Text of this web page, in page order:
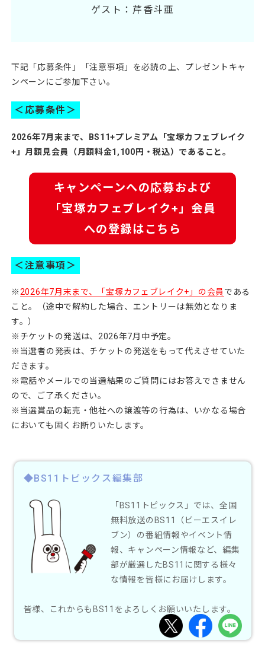
ゲスト：芹香斗亜
下記「応募条件」「注意事項」を必読の上、プレゼントキャ
ンペーンにご参加下さい。
＜応募条件＞
2026年7月末まで、BS11+プレミアム「宝塚カフェブレイク
+」月額見会員（月額料金1,100円・税込）であること。
キャンペーンへの応募および
「宝塚カフェブレイク+」会員
への登録はこちら
＜注意事項＞
※2026年7月末まで、「宝塚カフェブレイク+」の会員 である
こと。（途中で解約した場合、エントリーは無効となりま
す。）
※チケットの発送は、2026年7月中予定。
※当選者の発表は、チケットの発送をもって代えさせていた
だきます。
※電話やメールでの当選結果のご質問にはお答えできません
ので、ご了承ください。
※当選賞品の転売・他社への譲渡等の行為は、いかなる場合
においても固くお断りいたします。
◆BS11トピックス編集部
「BS11トピックス」では、全国
無料放送のBS11（ビーエスイレ
ブン）の番組情報やイベント情
報、キャンペーン情報など、編集
部が厳選したBS11に関する様々
な情報を皆様にお届けします。
皆様、これからもBS11をよろしくお願いいたします。